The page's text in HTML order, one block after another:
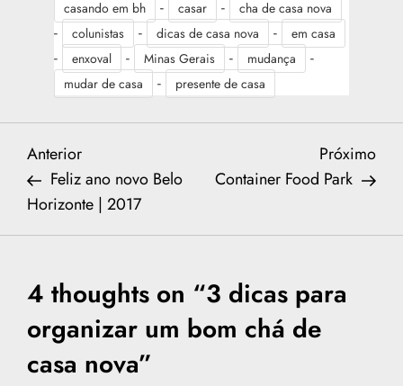
casando em bh - casar - cha de casa nova
- colunistas - dicas de casa nova - em casa
- enxoval - Minas Gerais - mudança -
mudar de casa - presente de casa
N
a
v
e
g
a
Previous
Post
Anterior
Feliz ano novo Belo
Horizonte | 2017
Post
Próximo
Container Food Park
4 thoughts on “3 dicas para
organizar um bom chá de
casa nova”